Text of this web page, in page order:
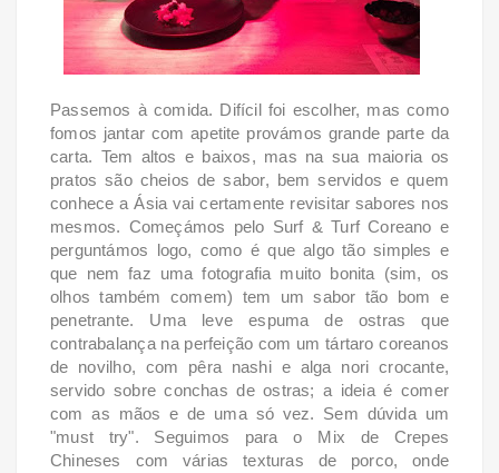
Passemos à comida. Difícil foi escolher, mas como
fomos jantar com apetite provámos grande parte da
carta. Tem altos e baixos, mas na sua maioria os
pratos são cheios de sabor, bem servidos e quem
conhece a Ásia vai certamente revisitar sabores nos
mesmos. Começámos pelo Surf & Turf Coreano e
perguntámos logo, como é que algo tão simples e
que nem faz uma fotografia muito bonita (sim, os
olhos também comem) tem um sabor tão bom e
penetrante. Uma leve espuma de ostras que
contrabalança na perfeição com um tártaro coreanos
de novilho, com pêra nashi e alga nori crocante,
servido sobre conchas de ostras; a ideia é comer
com as mãos e de uma só vez. Sem dúvida um
"must try". Seguimos para o Mix de Crepes
Chineses com várias texturas de porco, onde